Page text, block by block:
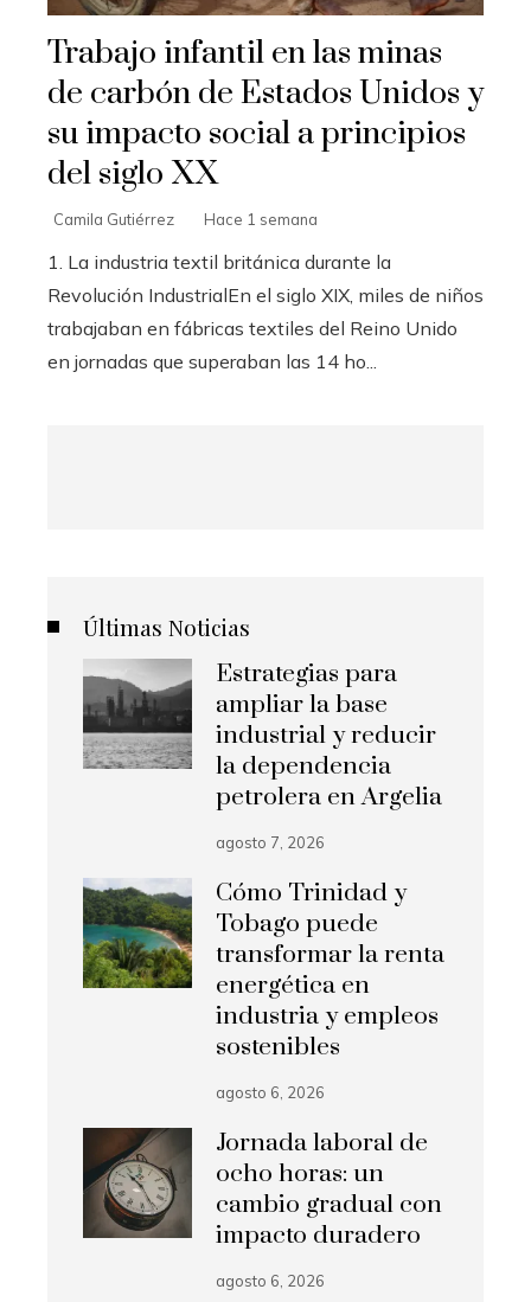
Trabajo infantil en las minas
de carbón de Estados Unidos y
su impacto social a principios
del siglo XX
Camila Gutiérrez Hace 1 semana
1. La industria textil británica durante la
Revolución IndustrialEn el siglo XIX, miles de niños
trabajaban en fábricas textiles del Reino Unido
en jornadas que superaban las 14 ho...
Últimas Noticias
Estrategias para
ampliar la base
industrial y reducir
la dependencia
petrolera en Argelia
agosto 7, 2026
Cómo Trinidad y
Tobago puede
transformar la renta
energética en
industria y empleos
sostenibles
agosto 6, 2026
Jornada laboral de
ocho horas: un
cambio gradual con
impacto duradero
agosto 6, 2026